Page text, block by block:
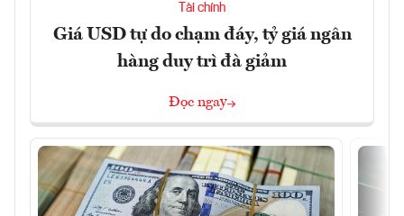
Tài chính
Giá USD tự do chạm đáy, tỷ giá ngân
hàng duy trì đà giảm
Đọc ngay